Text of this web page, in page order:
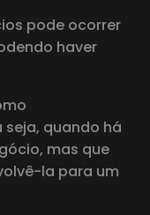
pode ocorrer
haver
seja, quando há
mas que
la para um